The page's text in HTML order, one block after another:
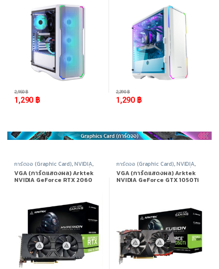
1,290 ฿
2,950฿
46%
1,290 ฿
2,390฿
การ์ดจอ (Graphic Card),NVIDIA,
Nvidia Geforce 20 Series สินค้า
ทั้งหมด
VGA (การ์ดแสดงผล) Arktek
NVIDIA GeForce RTX 2060
การ์ดจอ (Graphic Card),NVIDIA,
Nvidia Geforce 10 Series สินค้า
ทั้งหมด
VGA (การ์ดแสดงผล) Arktek
NVIDIA GeForce GTX 1050Ti